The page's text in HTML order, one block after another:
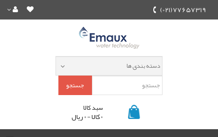
77657319(021)
جستجو
سبد کالا
0 کالا - 0 ریال